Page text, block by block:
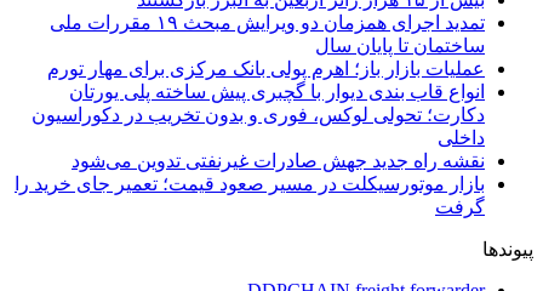
تمدید اجرای همزمان دو ویرایش مبحث ۱۹ مقررات ملی
ساختمان تا پایان سال
عملیات بازار باز؛ اهرم پولی بانک مرکزی برای مهار تورم
انواع قاب بندی دیوار با گچبری پیش ساخته پلی یورتان
دکارت؛ تحولی لوکس، فوری و بدون تخریب در دکوراسیون
داخلی
نقشه راه جدید جهش صادرات غیرنفتی تدوین می‌شود
بازار موتورسیکلت در مسیر صعود قیمت؛ تعمیر جای خرید را
گرفت
پیوندها